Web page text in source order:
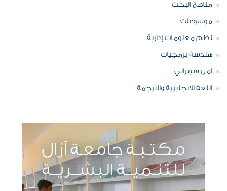
مناهج البحث
موسوعات
نظم معلومات إدارية
هندسة برمجيات
امن سيبراني
اللغة الانجليزية والترجمة